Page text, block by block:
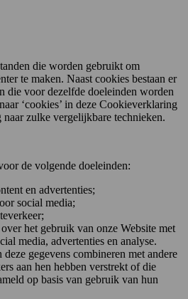
die worden gebruikt om
te maken. Naast cookies bestaan er
die voor dezelfde doeleinden worden
‘cookies’ in deze Cookieverklaring
zulke vergelijkbare technieken.
de volgende doeleinden:
en advertenties;
social media;
het gebruik van onze Website met
media, advertenties en analyse.
gegevens combineren met andere
aan hen hebben verstrekt of die
op basis van gebruik van hun